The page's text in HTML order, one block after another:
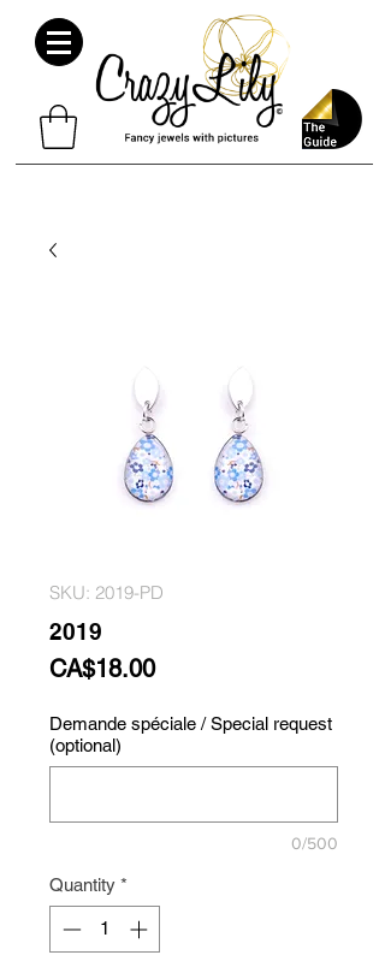
SKU: 2019-PD
2019
CA$18.00Price
Demande spéciale / Special request
(optional)
0/500
Quantity *